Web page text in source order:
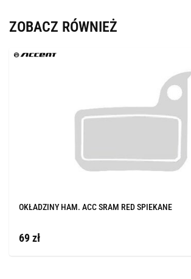
ZOBACZ RÓWNIEŻ
OKŁADZINY HAM. ACC SRAM RED SPIEKANE
69 zł